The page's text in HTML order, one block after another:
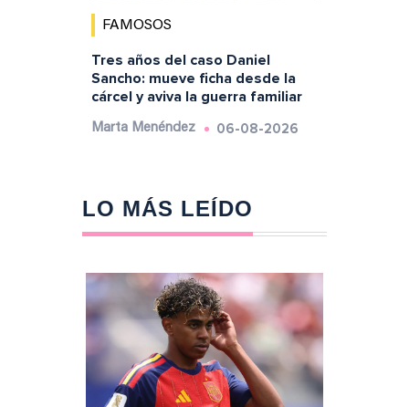
FAMOSOS
Tres años del caso Daniel
Sancho: mueve ficha desde la
cárcel y aviva la guerra familiar
Marta Menéndez 06-08-2026
LO MÁS LEÍDO